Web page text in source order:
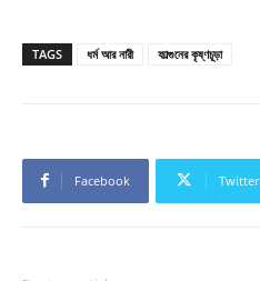
TAGS ধর্ম আর নারী ফাল্গুনের কৃষ্ণচূড়া
Facebook Twitter